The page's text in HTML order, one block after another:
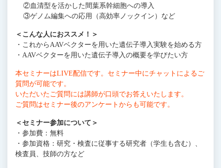
②血清型を活かした間葉系幹細胞への導入
③ゲノム編集への応用（高効率ノックイン）など
＜こんな人におススメ！＞
・これからAAVベクターを用いた遺伝子導入実験を始める方
・AAVベクターを用いた遺伝子導入の概要を学びたい方
本セミナーはLIVE配信です。セミナー中にチャットによるご
質問が可能です。
いただいたご質問には講師が口頭でお答えいたします。
ご質問はセミナー後のアンケートからも可能です。
＜セミナー参加について＞
・参加費：無料
・参加資格：研究・検査に従事する研究者（学生も含む）、
検査員、技師の方など